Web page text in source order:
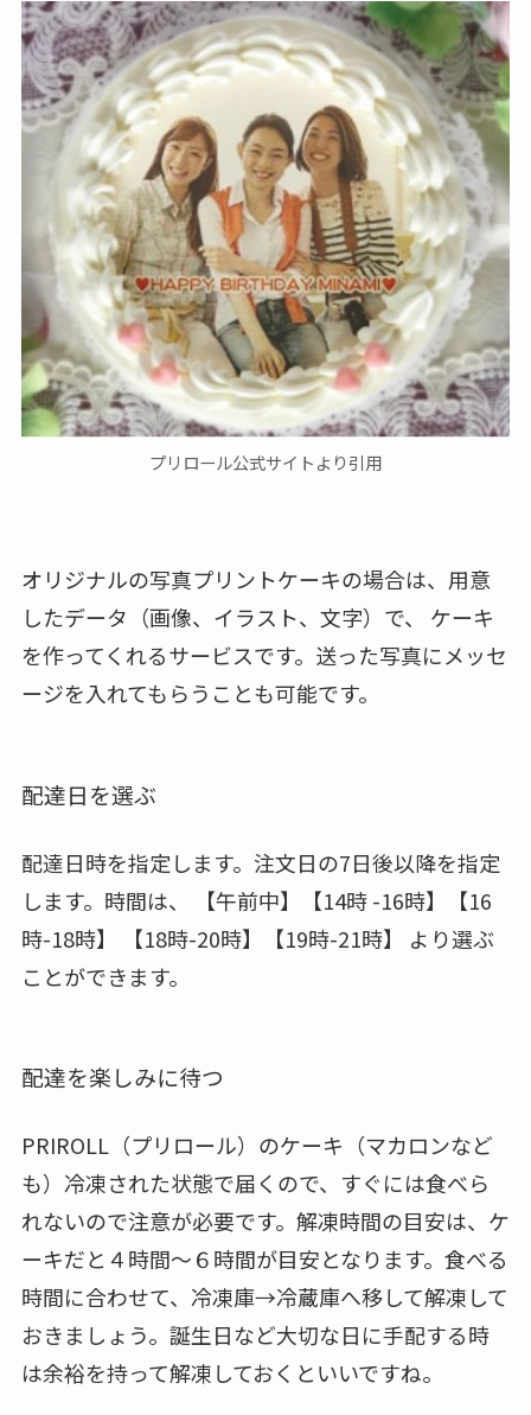
プリロール公式サイトより引用
オリジナルの写真プリントケーキの場合は、用意
したデータ（画像、イラスト、文字）で、 ケーキ
を作ってくれるサービスです。送った写真にメッセ
ージを入れてもらうことも可能です。
配達日を選ぶ
配達日時を指定します。注文日の7日後以降を指定
します。時間は、 【午前中】【14時 -16時】【16
時-18時】 【18時-20時】【19時-21時】 より選ぶ
ことができます。
配達を楽しみに待つ
PRIROLL（プリロール）のケーキ（マカロンなど
も） 冷凍された状態で届くので、すぐには食べら
れないので注意が必要です。解凍時間の目安は、ケ
ーキだと ４時間～６時間が目安となります。食べる
時間に合わせて、 冷凍庫→冷蔵庫へ移して解凍して
おきましょう。誕生日など大切な日に手配する時
は余裕を持って解凍しておくといいですね。